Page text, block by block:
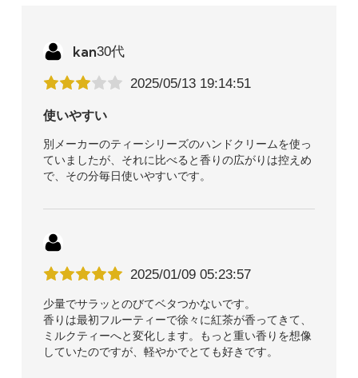
kan30代
2025/05/13 19:14:51
使いやすい
別メーカーのティーシリーズのハンドクリームを使っ
ていましたが、それに比べると香りの広がりは控えめ
で、その分毎日使いやすいです。
2025/01/09 05:23:57
少量でサラッとのびてベタつかないです。
香りは最初フルーティーで徐々に紅茶が香ってきて、
ミルクティーへと変化します。もっと重い香りを想像
していたのですが、軽やかでとても好きです。